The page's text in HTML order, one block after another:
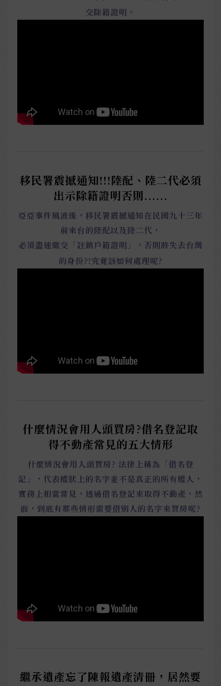
交除籍證明。
移民署震撼通知!!!陸配、陸二代必須
出示除籍證明否則......
亞亞事件風波後，移民署震撼通知在民國九十三年
前來台的陸配以及陸二代，
必須盡速繳交「註銷戶籍證明」，否則將失去台灣
的身份?!究竟該如何處理呢?
什麼情況會用人頭買房?借名登記取
得不動產常見的五大情形
什麼情況會用人頭買房? 法律上稱為「借名登
記」，代表權狀上的名字並不是真正的所有權人，
實務上相當常見，透過借名登記來取得不動產，然
而，到底有那些情形需要借別人的名字來買房呢?
繼承遺產忘了陳報遺產清冊，居然要